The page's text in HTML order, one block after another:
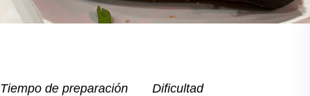
Tiempo de preparación Dificultad